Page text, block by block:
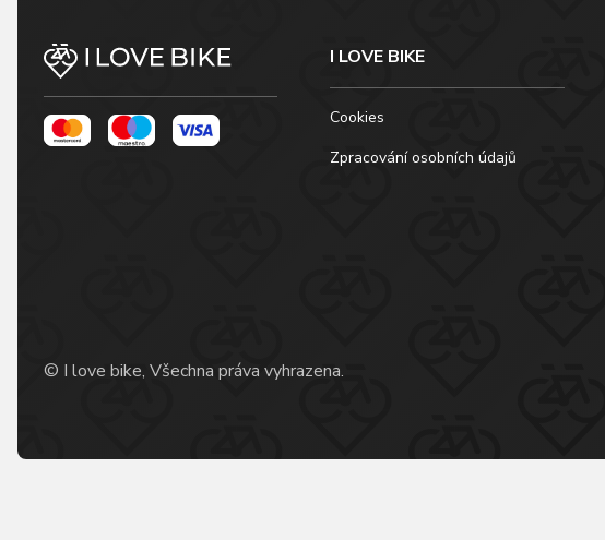
I LOVE BIKE
Cookies
Zpracování osobních údajů
© I love bike, Všechna práva vyhrazena.